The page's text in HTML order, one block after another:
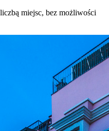
miejsc, bez możliwości